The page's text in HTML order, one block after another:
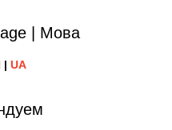
| Мова
| UA